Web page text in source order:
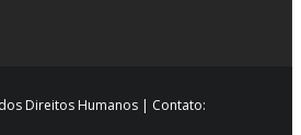
Direitos Humanos | Contato: